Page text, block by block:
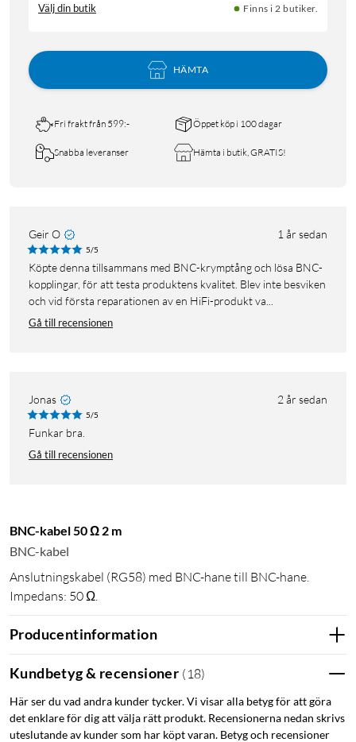
Välj din butik Finns i 2 butiker.
HÄMTA
Fri frakt från 599:- Öppet köp i 100 dagar
Snabba leveranser Hämta i butik, GRATIS!
Geir O 1 år sedan
5/5
Köpte denna tillsammans med BNC-krymptång och lösa BNC-
kopplingar, för att testa produktens kvalitet. Blev inte besviken
och vid första reparationen av en HiFi-produkt va...
Gå till recensionen
Jonas 2 år sedan
5/5
Funkar bra.
Gå till recensionen
BNC-kabel 50 Ω 2 m
BNC-kabel
Anslutningskabel (RG58) med BNC-hane till BNC-hane.
Impedans: 50 Ω.
Producentinformation
Kundbetyg & recensioner ( 18)
Här ser du vad andra kunder tycker. Vi visar alla betyg för att göra
det enklare för dig att välja rätt produkt. Recensionerna nedan skrivs
uteslutande av kunder som har köpt varan. Betyg och recensioner